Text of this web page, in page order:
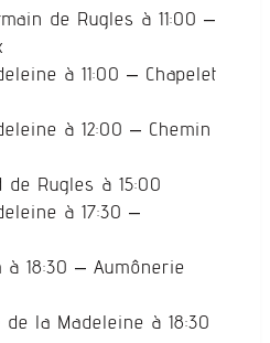
de Rugles à 11:00 –
à 11:00 – Chapelet
à 12:00 – Chemin
de Rugles à 15:00
à 17:30 –
à 18:30 – Aumônerie
de la Madeleine à 18:30